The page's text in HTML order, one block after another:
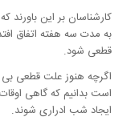
کارشناسان بر این باورند
به مدت سه هفته اتفاق
قطعی شود.
اگرچه هنوز علت قطعی بی
است بدانیم که گاهی
ایجاد شب ادراری شوند.